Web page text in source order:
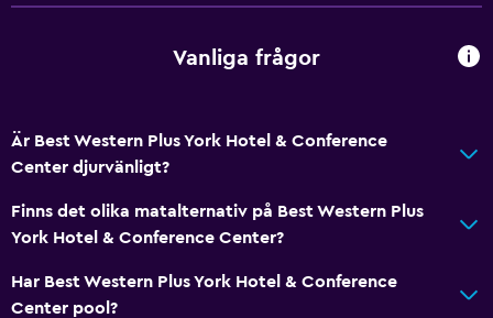
Vanliga frågor
Är Best Western Plus York Hotel & Conference
Center djurvänligt?
Finns det olika matalternativ på Best Western Plus
York Hotel & Conference Center?
Har Best Western Plus York Hotel & Conference
Center pool?